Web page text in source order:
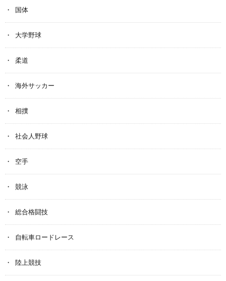
国体
大学野球
柔道
海外サッカー
相撲
社会人野球
空手
競泳
総合格闘技
自転車ロードレース
陸上競技